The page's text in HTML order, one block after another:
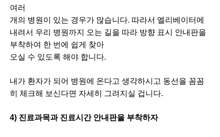
여러
개의 병원이 있는 경우가 많습니다. 따라서 엘리베이터에
내려서 우리 병원까지 오는 길을 따라 방향 표시 안내판을
부착하여 한 번에 쉽게 찾아
오실 수 있도록 해야 합니다.
내가 환자가 되어 병원에 온다고 생각하시고 동선을 꼼꼼
히 체크해 보신다면 자세히 그려지실 겁니다.
4) 진료과목과 진료시간 안내판을 부착하자